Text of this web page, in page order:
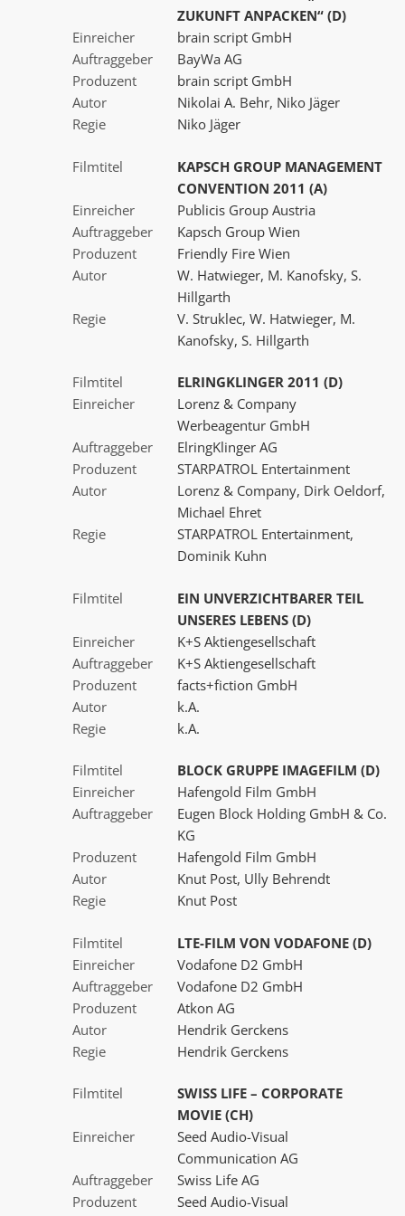
ZUKUNFT ANPACKEN“ (D)
Einreicher
brain script GmbH
Auftraggeber
BayWa AG
Produzent
brain script GmbH
Autor
Nikolai A. Behr, Niko Jäger
Regie
Niko Jäger
Filmtitel
KAPSCH GROUP MANAGEMENT
CONVENTION 2011 (A)
Einreicher
Publicis Group Austria
Auftraggeber
Kapsch Group Wien
Produzent
Friendly Fire Wien
Autor
W. Hatwieger, M. Kanofsky, S.
Hillgarth
Regie
V. Struklec, W. Hatwieger, M.
Kanofsky, S. Hillgarth
Filmtitel
ELRINGKLINGER 2011 (D)
Einreicher
Lorenz & Company
Werbeagentur GmbH
Auftraggeber
ElringKlinger AG
Produzent
STARPATROL Entertainment
Autor
Lorenz & Company, Dirk Oeldorf,
Michael Ehret
Regie
STARPATROL Entertainment,
Dominik Kuhn
Filmtitel
EIN UNVERZICHTBARER TEIL
UNSERES LEBENS (D)
Einreicher
K+S Aktiengesellschaft
Auftraggeber
K+S Aktiengesellschaft
Produzent
facts+fiction GmbH
Autor
k.A.
Regie
k.A.
Filmtitel
BLOCK GRUPPE IMAGEFILM (D)
Einreicher
Hafengold Film GmbH
Auftraggeber
Eugen Block Holding GmbH & Co.
KG
Produzent
Hafengold Film GmbH
Autor
Knut Post, Ully Behrendt
Regie
Knut Post
Filmtitel
LTE-FILM VON VODAFONE (D)
Einreicher
Vodafone D2 GmbH
Auftraggeber
Vodafone D2 GmbH
Produzent
Atkon AG
Autor
Hendrik Gerckens
Regie
Hendrik Gerckens
Filmtitel
SWISS LIFE – CORPORATE
MOVIE (CH)
Einreicher
Seed Audio-Visual
Communication AG
Auftraggeber
Swiss Life AG
Produzent
Seed Audio-Visual